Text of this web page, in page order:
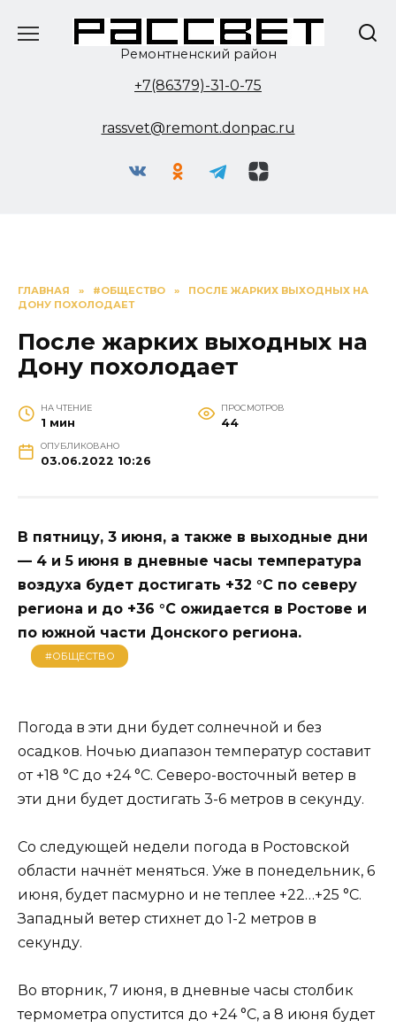
Ремонтненский район
+7(86379)-31-0-75
rassvet@remont.donpac.ru
ГЛАВНАЯ » #ОБЩЕСТВО »
ПОСЛЕ ЖАРКИХ ВЫХОДНЫХ НА
ДОНУ ПОХОЛОДАЕТ
После жарких выходных на
Дону похолодает
НА ЧТЕНИЕ
1 мин
ПРОСМОТРОВ
44
ОПУБЛИКОВАНО
03.06.2022 10:26
В пятницу, 3 июня, а также в выходные дни
— 4 и 5 июня в дневные часы температура
воздуха будет достигать +32 °С по северу
региона и до +36 °С ожидается в Ростове и
по южной части Донского региона.
#ОБЩЕСТВО
Погода в эти дни будет солнечной и без
осадков. Ночью диапазон температур составит
от +18 °С до +24 °С. Северо-восточный ветер в
эти дни будет достигать 3-6 метров в секунду.
Со следующей недели погода в Ростовской
области начнёт меняться. Уже в понедельник, 6
июня, будет пасмурно и не теплее +22…+25 °С.
Западный ветер стихнет до 1-2 метров в
секунду.
Во вторник, 7 июня, в дневные часы столбик
термометра опустится до +24 °С, а 8 июня будет